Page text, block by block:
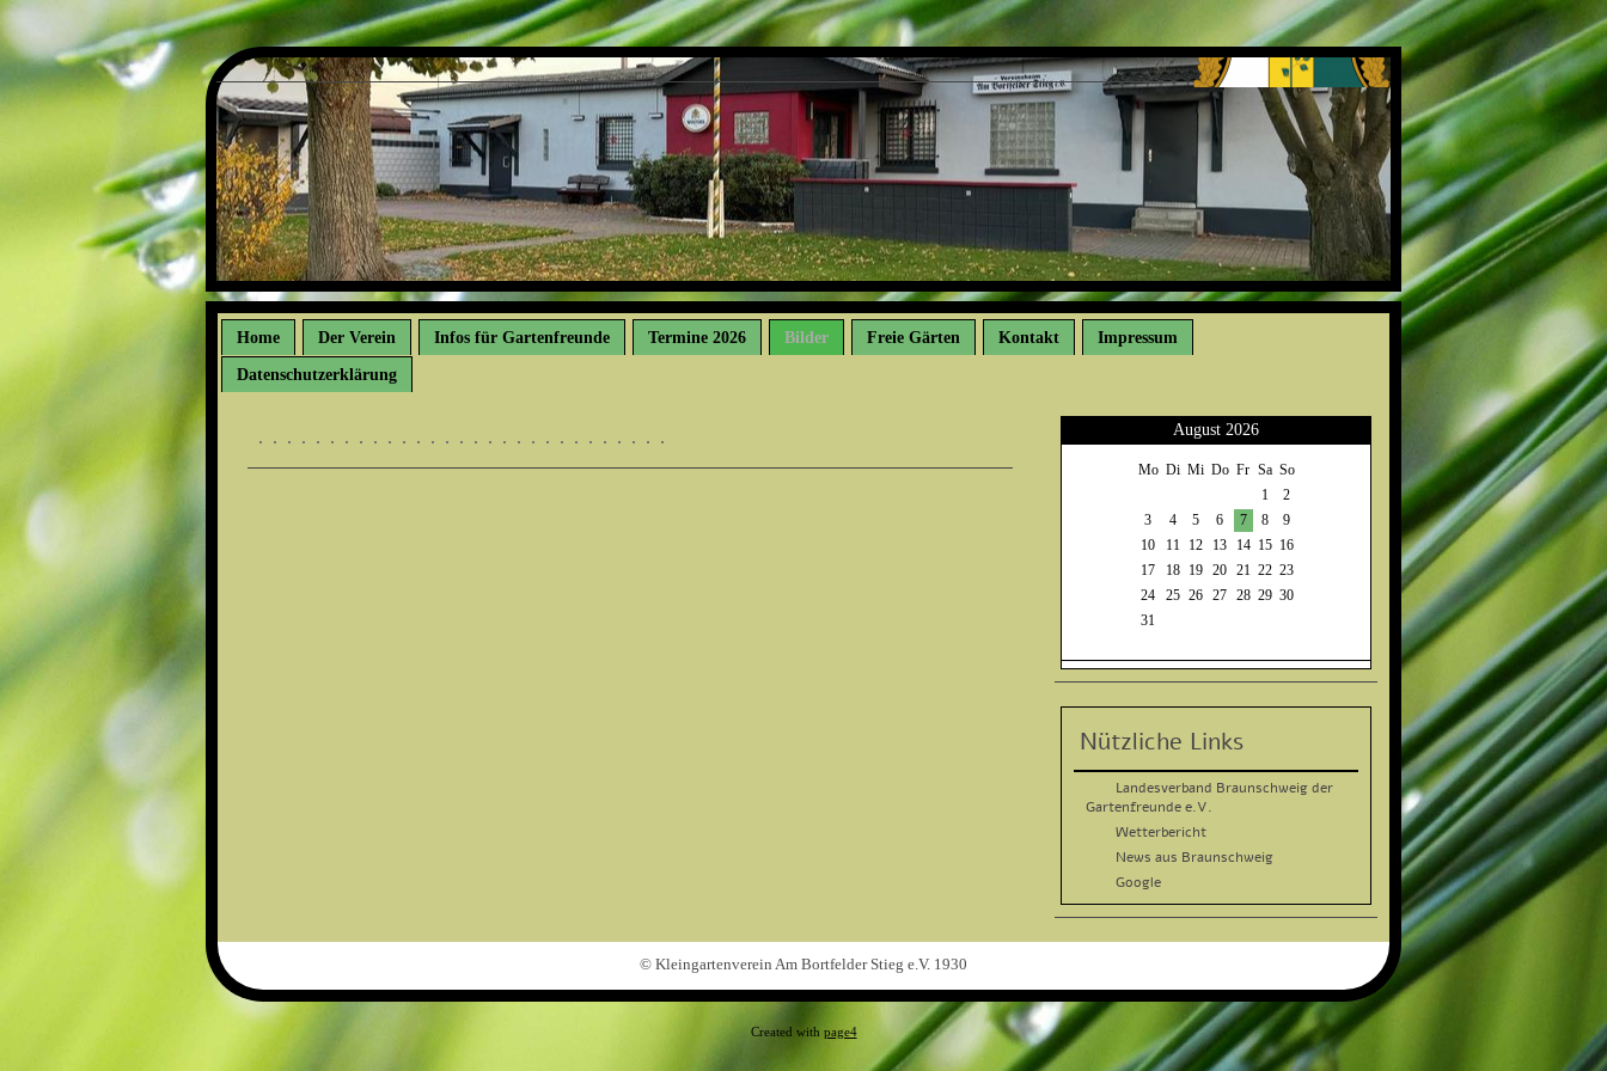
Home Der Verein Infos für Gartenfreunde Termine 2026 Bilder Freie Gärten Kontakt Impressum
Datenschutzerklärung
August 2026
Mo Di Mi Do Fr Sa So
1
2
3
4 5 6 7 8
9
10
11 12 13 14 15 16
17
18 19 20 21 22 23
24
25 26 27 28 29 30
31
Nützliche Links
Landesverband Braunschweig der
Gartenfreunde e.V.
Wetterbericht
News aus Braunschweig
Google
© Kleingartenverein Am Bortfelder Stieg e.V. 1930
Created with page4